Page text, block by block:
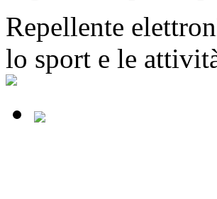
Repellente
lo sport e le